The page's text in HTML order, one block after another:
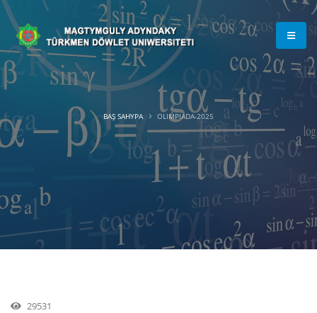
BAŞ SAHYPA OLIMPIADA-2025
29531